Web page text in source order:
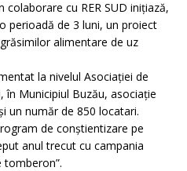
colaborare cu RER SUD inițiază,
perioadă de 3 luni, un proiect
alimentare de uz
la nivelul Asociației de
în Municipiul Buzău, asociație
un număr de 850 locatari.
de conștientizare pe
anul trecut cu campania
tomberon”.